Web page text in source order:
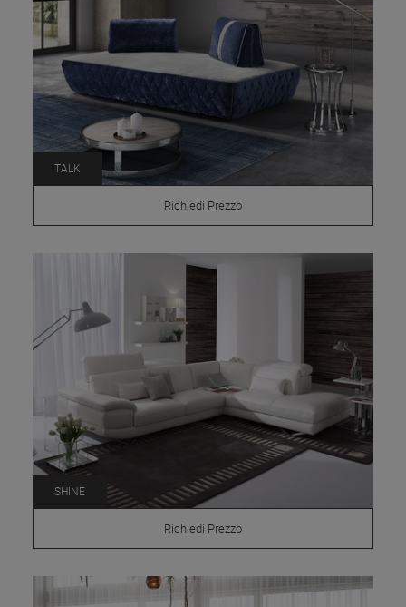
TALK
Richiedi Prezzo
SHINE
Richiedi Prezzo